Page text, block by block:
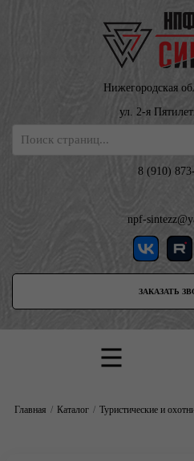
Нижегородская
ул. 2-я
8 (910)
npf-
ЗАКАЗАТЬ
Главная Каталог Туристические и